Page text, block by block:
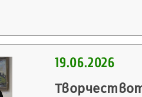
19.06.2026